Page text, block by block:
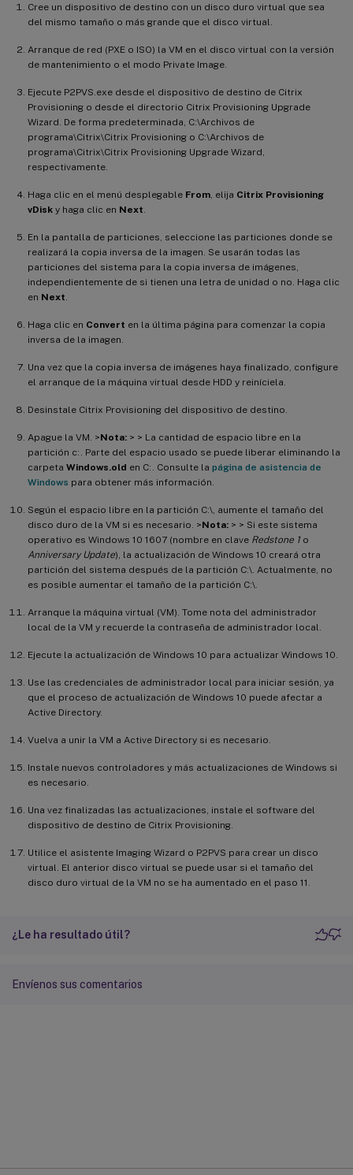
Cree un dispositivo de destino con un disco duro virtual que sea
del mismo tamaño o más grande que el disco virtual.
Arranque de red (PXE o ISO) la VM en el disco virtual con la versión
de mantenimiento o el modo Private Image.
Ejecute P2PVS.exe desde el dispositivo de destino de Citrix
Provisioning o desde el directorio Citrix Provisioning Upgrade
Wizard. De forma predeterminada, C:\Archivos de
programa\Citrix\Citrix Provisioning o C:\Archivos de
programa\Citrix\Citrix Provisioning Upgrade Wizard,
respectivamente.
Haga clic en el menú desplegable From , elija Citrix Provisioning
vDisk y haga clic en Next
En la pantalla de particiones, seleccione las particiones donde se
realizará la copia inversa de la imagen. Se usarán todas las
particiones del sistema para la copia inversa de imágenes,
independientemente de si tienen una letra de unidad o no. Haga clic
en Next
Haga clic en Convert en la última página para comenzar la copia
inversa de la imagen.
Una vez que la copia inversa de imágenes haya finalizado, configure
el arranque de la máquina virtual desde HDD y reiníciela.
Desinstale Citrix Provisioning del dispositivo de destino.
Apague la VM. >Nota: > > La cantidad de espacio libre en la
partición c:. Parte del espacio usado se puede liberar eliminando la
carpeta Windows.old en C:. Consulte la página de asistencia de
Windows para obtener más información.
Según el espacio libre en la partición C:\, aumente el tamaño del
disco duro de la VM si es necesario. >Nota: > > Si este sistema
operativo es Windows 10 1607 (nombre en clave Redstone 1o
Anniversary Update), la actualización de Windows 10 creará otra
partición del sistema después de la partición C:\. Actualmente, no
es posible aumentar el tamaño de la partición C:\.
Arranque la máquina virtual (VM). Tome nota del administrador
local de la VM y recuerde la contraseña de administrador local.
Ejecute la actualización de Windows 10 para actualizar Windows 10.
Use las credenciales de administrador local para iniciar sesión, ya
que el proceso de actualización de Windows 10 puede afectar a
Active Directory.
Vuelva a unir la VM a Active Directory si es necesario.
Instale nuevos controladores y más actualizaciones de Windows si
es necesario.
Una vez finalizadas las actualizaciones, instale el software del
dispositivo de destino de Citrix Provisioning.
Utilice el asistente Imaging Wizard o P2PVS para crear un disco
virtual. El anterior disco virtual se puede usar si el tamaño del
disco duro virtual de la VM no se ha aumentado en el paso 11.
¿Le ha resultado útil?
Envíenos sus comentarios